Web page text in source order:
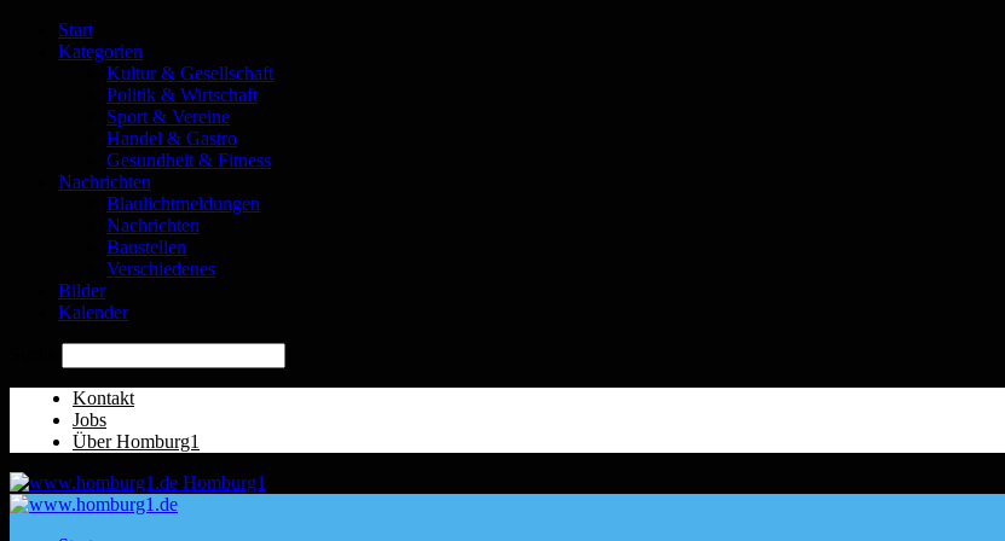
Start
Kategorien
Kultur & Gesellschaft
Politik & Wirtschaft
Sport & Vereine
Handel & Gastro
Gesundheit & Fitness
Nachrichten
Blaulichtmeldungen
Nachrichten
Baustellen
Verschiedenes
Bilder
Kalender
Kontakt
Jobs
Über Homburg1
Homburg1